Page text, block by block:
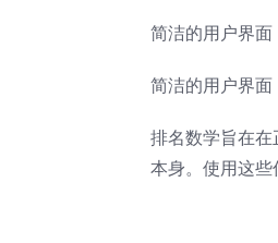
简洁的用户界面
简洁的用户界面
排名数学旨在
本身。使用这些